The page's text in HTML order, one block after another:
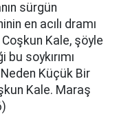
sürgün
en acılı dramı
Coşkun Kale, şöyle
soykırımı
Küçük Bir
Kale. Maraş